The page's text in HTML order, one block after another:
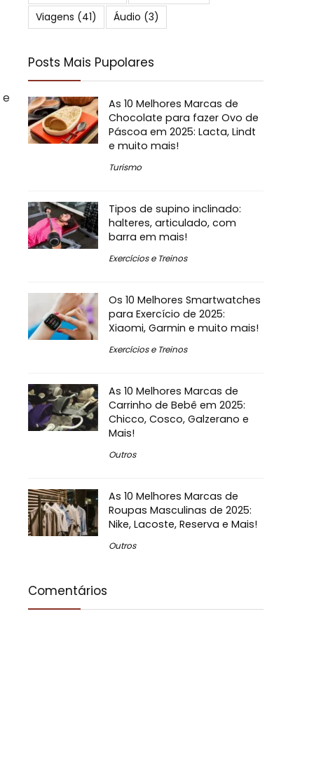
e
Viagens (41) Áudio (3)
Posts Mais Pupolares
As 10 Melhores Marcas de
Chocolate para fazer Ovo de
Páscoa em 2025: Lacta, Lindt
e muito mais!
Turismo
Tipos de supino inclinado:
halteres, articulado, com
barra em mais!
Exercícios e Treinos
Os 10 Melhores Smartwatches
para Exercício de 2025:
Xiaomi, Garmin e muito mais!
Exercícios e Treinos
As 10 Melhores Marcas de
Carrinho de Bebê em 2025:
Chicco, Cosco, Galzerano e
Mais!
Outros
As 10 Melhores Marcas de
Roupas Masculinas de 2025:
Nike, Lacoste, Reserva e Mais!
Outros
Comentários